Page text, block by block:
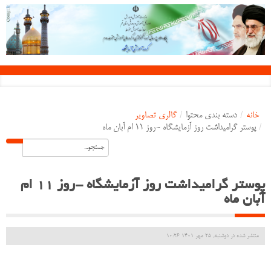
خانه / دسته بندی محتوا / گالری تصاویر
/ پوستر گرامیداشت روز آزمایشگاه -روز 11 ام آبان ماه
پوستر گرامیداشت روز آزمایشگاه -روز 11 ام
آبان ماه
منتشر شده در دوشنبه, 25 مهر 1401 10:26